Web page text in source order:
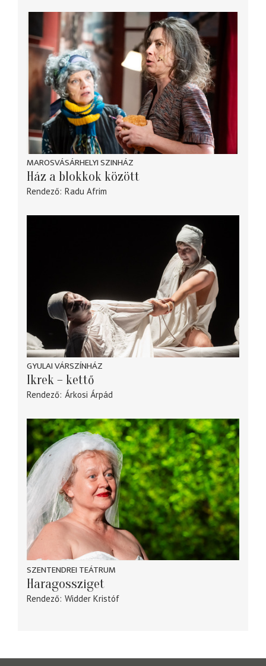
MAROSVÁSÁRHELYI SZINHÁZ
Ház a blokkok között
Rendező Radu Afrim
GYULAI VÁRSZÍNHÁZ
Ikrek – kettő
Rendező Árkosi Árpád
SZENTENDREI TEÁTRUM
Haragossziget
Rendező Widder Kristóf